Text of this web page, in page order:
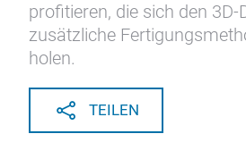
profitieren, die sich den 3D-
zusätzliche
holen.
TEILEN